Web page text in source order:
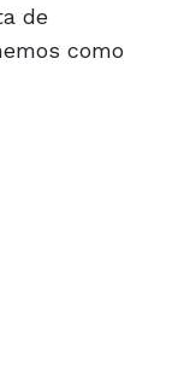
de
como